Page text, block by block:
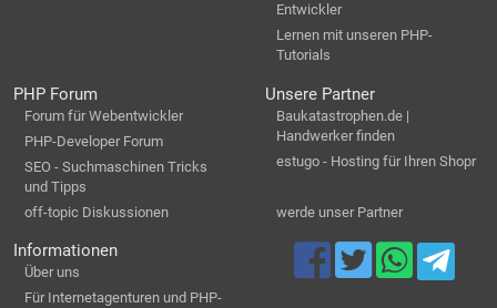
Entwickler
Lernen mit unseren PHP-
Tutorials
PHP Forum
Forum für Webentwickler
PHP-Developer Forum
SEO - Suchmaschinen Tricks
und Tipps
off-topic Diskussionen
Unsere Partner
Baukatastrophen.de |
Handwerker finden
estugo - Hosting für Ihren Shopr
werde unser Partner
Informationen
Über uns
Für Internetagenturen und PHP-